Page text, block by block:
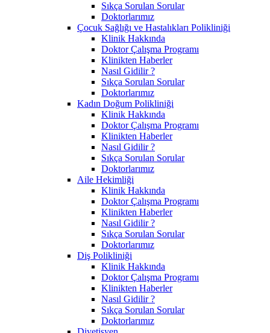
Sıkça Sorulan Sorular
Doktorlarımız
Çocuk Sağlığı ve Hastalıkları Polikliniği
Klinik Hakkında
Doktor Çalışma Programı
Klinikten Haberler
Nasıl Gidilir ?
Sıkça Sorulan Sorular
Doktorlarımız
Kadın Doğum Polikliniği
Klinik Hakkında
Doktor Çalışma Programı
Klinikten Haberler
Nasıl Gidilir ?
Sıkça Sorulan Sorular
Doktorlarımız
Aile Hekimliği
Klinik Hakkında
Doktor Çalışma Programı
Klinikten Haberler
Nasıl Gidilir ?
Sıkça Sorulan Sorular
Doktorlarımız
Diş Polikliniği
Klinik Hakkında
Doktor Çalışma Programı
Klinikten Haberler
Nasıl Gidilir ?
Sıkça Sorulan Sorular
Doktorlarımız